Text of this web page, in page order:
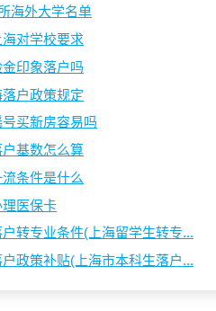
海外大学名单
对学校要求
金印象落户吗
户政策规定
买新房容易吗
户基数怎么算
流条件是什么
理医保卡
转专业条件(上海留学生转专...
户政策补贴(上海市本科生落户...